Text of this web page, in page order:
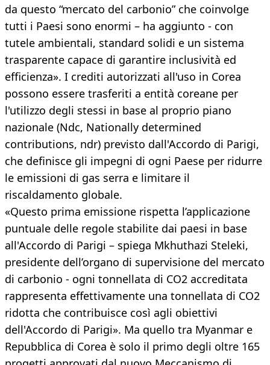
da questo “mercato del carbonio” che coinvolge
tutti i Paesi sono enormi – ha aggiunto - con
tutele ambientali, standard solidi e un sistema
trasparente capace di garantire inclusività ed
efficienza». I crediti autorizzati all'uso in Corea
possono essere trasferiti a entità coreane per
l'utilizzo degli stessi in base al proprio piano
nazionale (Ndc, Nationally determined
contributions, ndr) previsto dall'Accordo di Parigi,
che definisce gli impegni di ogni Paese per ridurre
le emissioni di gas serra e limitare il
riscaldamento globale.
«Questo prima emissione rispetta l’applicazione
puntuale delle regole stabilite dai paesi in base
all'Accordo di Parigi – spiega Mkhuthazi Steleki,
presidente dell’organo di supervisione del mercato
di carbonio - ogni tonnellata di CO2 accreditata
rappresenta effettivamente una tonnellata di CO2
ridotta che contribuisce così agli obiettivi
dell'Accordo di Parigi». Ma quello tra Myanmar e
Repubblica di Corea è solo il primo degli oltre 165